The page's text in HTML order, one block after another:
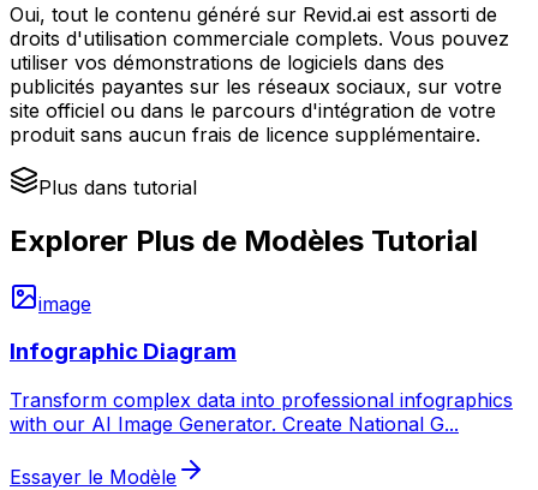
Oui, tout le contenu généré sur Revid.ai est assorti de
droits d'utilisation commerciale complets. Vous pouvez
utiliser vos démonstrations de logiciels dans des
publicités payantes sur les réseaux sociaux, sur votre
site officiel ou dans le parcours d'intégration de votre
produit sans aucun frais de licence supplémentaire.
Plus dans tutorial
Explorer Plus de Modèles Tutorial
image
Infographic Diagram
Transform complex data into professional infographics
with our AI Image Generator. Create National G...
Essayer le Modèle